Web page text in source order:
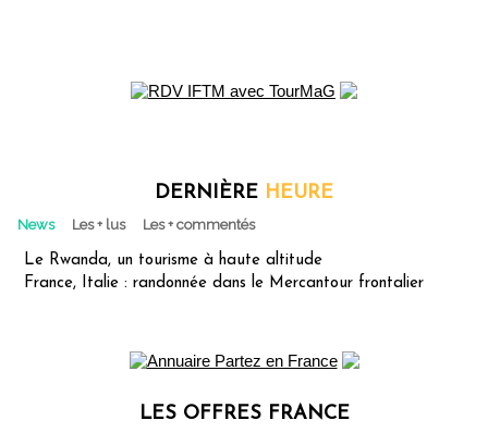
DERNIÈRE HEURE
News Les + lus Les + commentés
Le Rwanda, un tourisme à haute altitude
France, Italie : randonnée dans le Mercantour frontalier
LES OFFRES FRANCE